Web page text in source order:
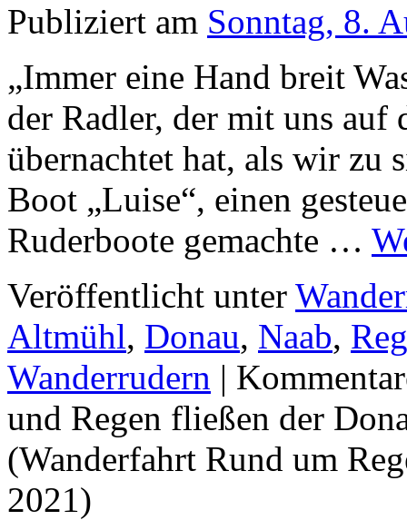
Publiziert am Sonntag, 8.
„Immer eine Hand breit
der Radler, der mit uns
übernachtet hat, als wir zu
Boot „Luise“, einen
Ruderboote gemachte …
Veröffentlicht unter
Altmühl, Donau, Naab,
Wanderrudern |
und Regen fließen der
(Wanderfahrt Rund um
2021)